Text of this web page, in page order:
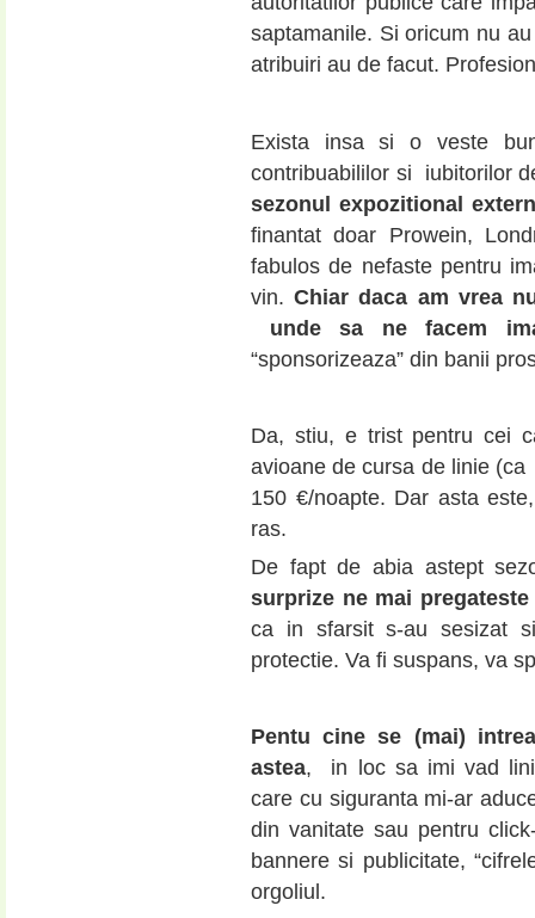
saptamanile. Si oricum nu
atribuiri au de facut.
Exista insa si o veste
contribuabililor si iubitorilor
sezonul expozitional
finantat doar Prowein,
fabulos de nefaste pentru
vin. Chiar daca am vrea
unde sa ne facem
“sponsorizeaza” din banii
Da, stiu, e trist pentru cei
avioane de cursa de linie
150 €/noapte. Dar asta
ras.
De fapt de abia astept
surprize ne mai
ca in sfarsit s-au sesizat
protectie. Va fi suspans, va
Pentu cine se (mai)
astea, in loc sa imi vad
care cu siguranta mi-ar
din vanitate sau pentru
bannere si publicitate,
orgoliul.